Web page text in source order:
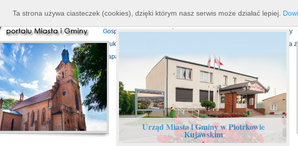
P
rojekty europejskie undusz Dróg Samorządowych ządowy
Gospodarka nieruchomościami Echo Piotrkowa - Informator Lokalny
D ruki do pobrania
widencja
Mapa serwisu
Urząd Miasta i Gminy w Piotrkowie
Kujawskim
-
Ta strona używa ciasteczek (cookies), dzięki którym nasz serwis może działać lepiej.